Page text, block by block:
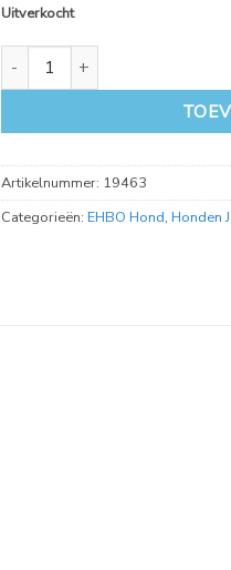
Uitverkocht
hondenschoen Walker Active
Artikelnummer: 19463
Categorieën: EHBO Hond, Honden